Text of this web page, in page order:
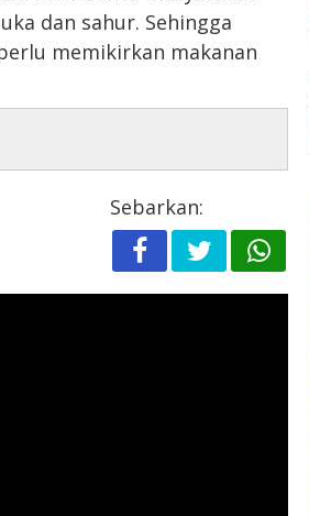
dan sahur. Sehingga
memikirkan makanan
Sebarkan: